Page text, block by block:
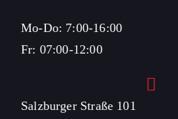
Mo-Do: 7:00-16:00
Fr: 07:00-12:00
Salzburger Straße 101